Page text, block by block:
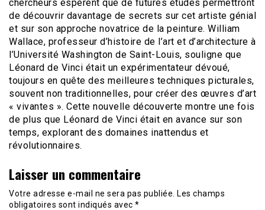
chercheurs espèrent que de futures études permettront
de découvrir davantage de secrets sur cet artiste génial
et sur son approche novatrice de la peinture. William
Wallace, professeur d’histoire de l’art et d’architecture à
l’Université Washington de Saint-Louis, souligne que
Léonard de Vinci était un expérimentateur dévoué,
toujours en quête des meilleures techniques picturales,
souvent non traditionnelles, pour créer des œuvres d’art
« vivantes ». Cette nouvelle découverte montre une fois
de plus que Léonard de Vinci était en avance sur son
temps, explorant des domaines inattendus et
révolutionnaires.
Laisser un commentaire
Votre adresse e-mail ne sera pas publiée.
Les champs
obligatoires sont indiqués avec *